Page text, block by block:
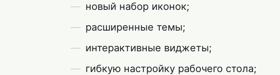
новый набор иконок;
расширенные темы;
интерактивные виджеты;
гибкую настройку рабочего стола;